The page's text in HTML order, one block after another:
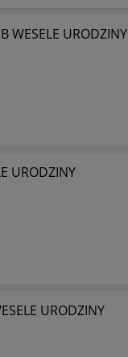
URODZINY
URODZINY
URODZINY